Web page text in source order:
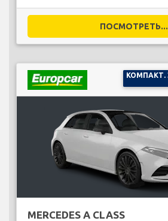
ПОСМОТРЕТЬ...
КОМПАКТ.
MERCEDES A CLASS